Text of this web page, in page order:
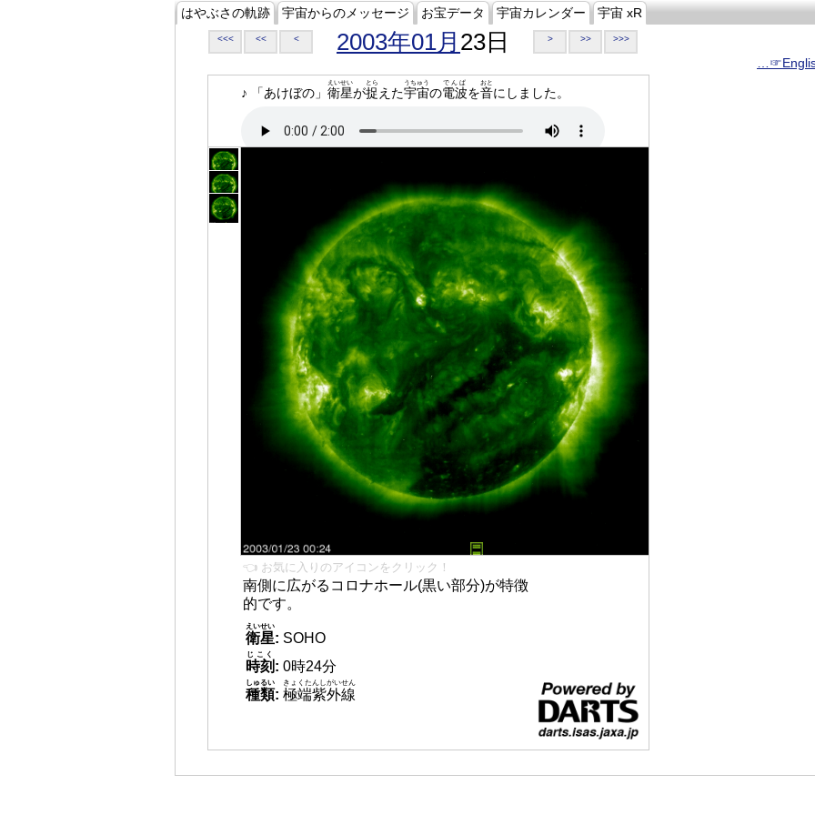
はやぶさの軌跡 宇宙からのメッセージ お宝データ 宇宙カレンダー 宇宙 xR
<<< << < 2003年01月 23日 > >> >>>
♪ 「あけぼの」 衛星
えいせい
が捉
とら
えた宇宙
うちゅう
の電波
でんぱ
を音
おと
にしました。
👈 お気に入りのアイコンをクリック！
南側に広がるコロナホール(黒い部分)が特徴
的です。
衛星
えいせい
: SOHO
時刻
じこく
: 0時24分
種類
しゅるい
: 極端紫外線
きょくたんしがいせん